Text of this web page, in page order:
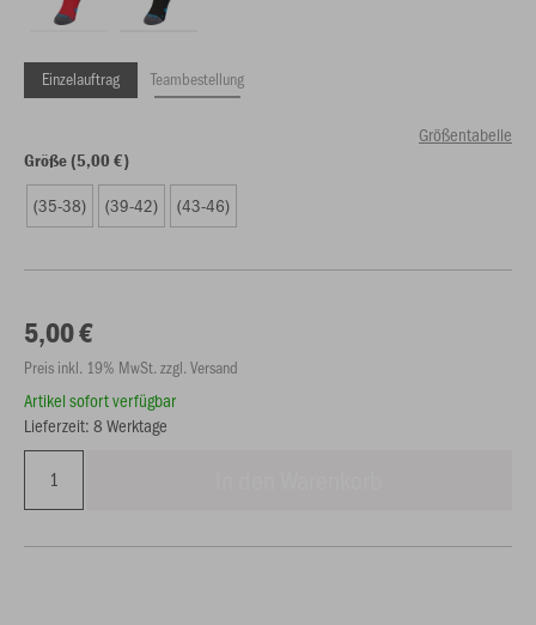
Einzelauftrag Teambestellung
Größentabelle
Größe (5,00 €)
(35-38) (39-42) (43-46)
5,00 €
Preis inkl. 19% MwSt. zzgl. Versand
Artikel sofort verfügbar
Lieferzeit: 8 Werktage